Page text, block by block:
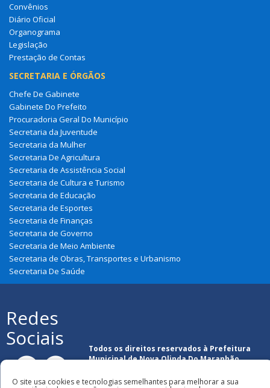
Convênios
Diário Oficial
Organograma
Legislação
Prestação de Contas
SECRETARIA E ÓRGÃOS
Chefe De Gabinete
Gabinete Do Prefeito
Procuradoria Geral Do Município
Secretaria da Juventude
Secretaria da Mulher
Secretaria De Agricultura
Secretaria de Assistência Social
Secretaria de Cultura e Turismo
Secretaria de Educação
Secretaria de Esportes
Secretaria de Finanças
Secretaria de Governo
Secretaria de Meio Ambiente
Secretaria de Obras, Transportes e Urbanismo
Secretaria De Saúde
Redes
Sociais
Todos os direitos reservados à Prefeitura
Municipal de Nova Olinda Do Maranhão
O site usa cookies e tecnologias semelhantes para melhorar a sua